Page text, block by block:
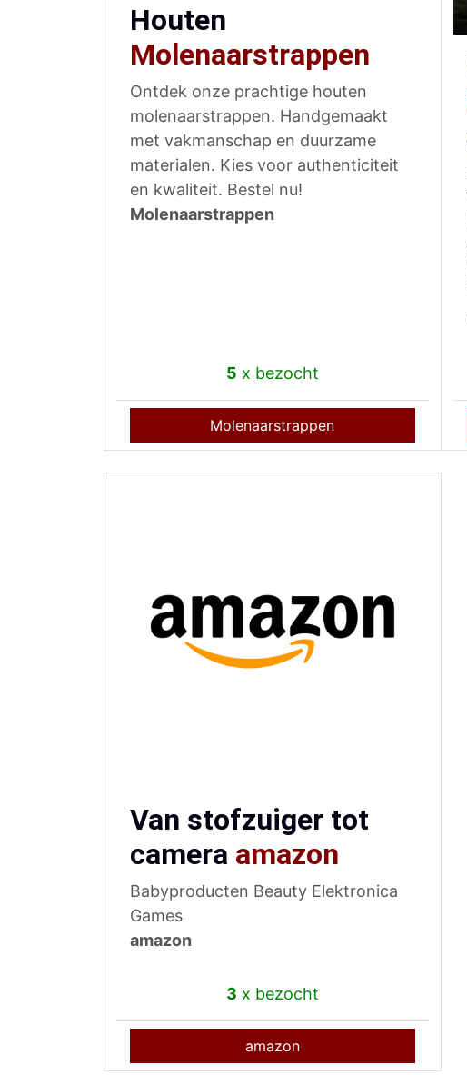
Houten
Molenaarstrappen
Ontdek onze prachtige houten
molenaarstrappen. Handgemaakt
met vakmanschap en duurzame
materialen. Kies voor authenticiteit
en kwaliteit. Bestel nu!
Molenaarstrappen
5 x bezocht
Molenaarstrappen
Van stofzuiger tot
camera amazon
Babyproducten Beauty Elektronica
Games
amazon
3 x bezocht
amazon